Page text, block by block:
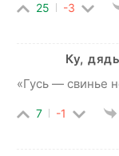
25 -3
Ку,
«Гусь — свинье
7 -1